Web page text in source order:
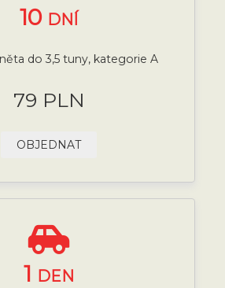
10 DNÍ
do 3,5 tuny, kategorie A
79 PLN
OBJEDNAT
1 DEN